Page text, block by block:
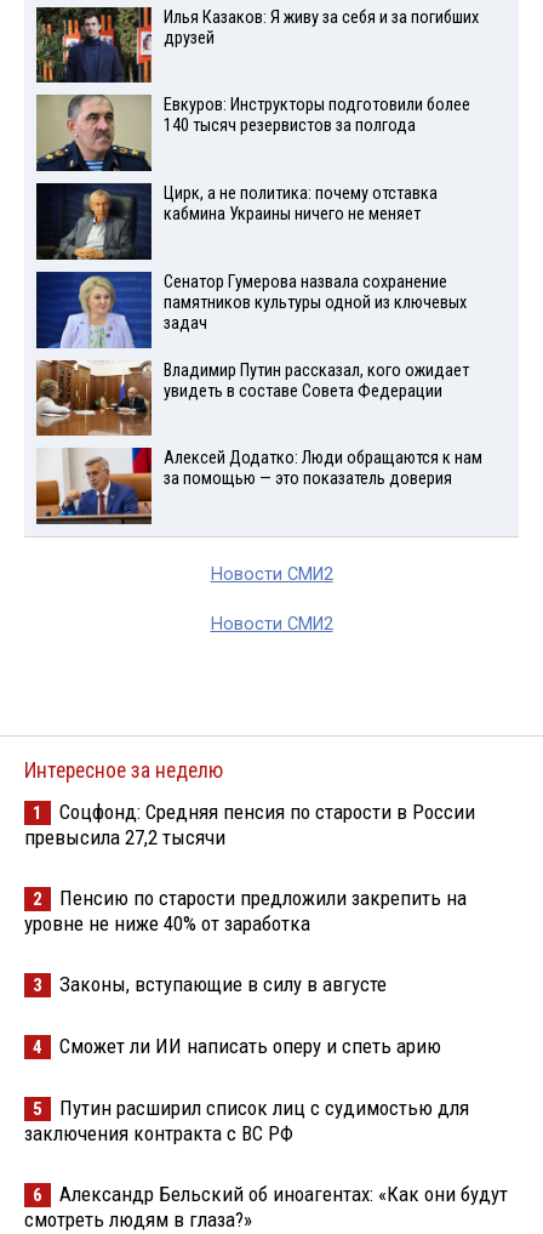
Илья Казаков: Я живу за себя и за погибших
друзей
Евкуров: Инструкторы подготовили более
140 тысяч резервистов за полгода
Цирк, а не политика: почему отставка
кабмина Украины ничего не меняет
Сенатор Гумерова назвала сохранение
памятников культуры одной из ключевых
задач
Владимир Путин рассказал, кого ожидает
увидеть в составе Совета Федерации
Алексей Додатко: Люди обращаются к нам
за помощью — это показатель доверия
Новости СМИ2
Новости СМИ2
Интересное за неделю
1
Соцфонд: Средняя пенсия по старости в России
превысила 27,2 тысячи
2
Пенсию по старости предложили закрепить на
уровне не ниже 40% от заработка
3 Законы, вступающие в силу в августе
4 Сможет ли ИИ написать оперу и спеть арию
5
Путин расширил список лиц с судимостью для
заключения контракта с ВС РФ
6
Александр Бельский об иноагентах: «Как они будут
смотреть людям в глаза?»